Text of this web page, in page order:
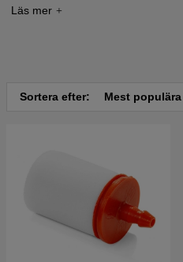
Sortera efter: Mest populära